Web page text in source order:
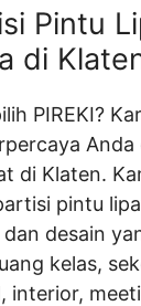
Pintu
di
PIREKI?
Anda
di Klaten.
pintu
desain
kelas,
interior,